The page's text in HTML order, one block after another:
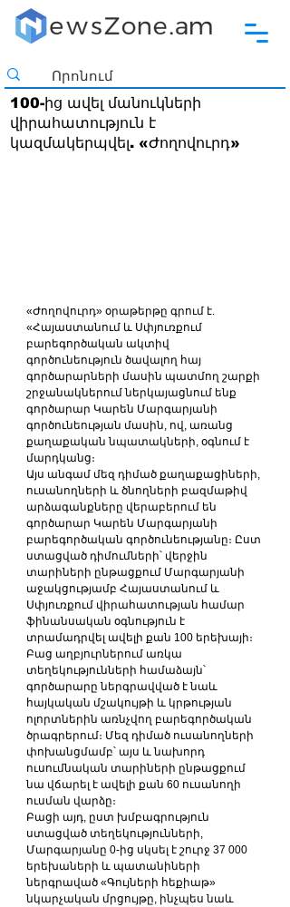
100-ից ավել մանուկների
վիրահատություն է
կազմակերպվել. «Ժողովուրդ»
«Ժողովուրդ» օրաթերթը գրում է.
«Հայաստանում և Սփյուռքում
բարեգործական ակտիվ
գործունեություն ծավալող հայ
գործարարների մասին պատմող շարքի
շրջանակներում ներկայացնում ենք
գործարար Կարեն Մարգարյանի
գործունեության մասին, ով, առանց
քաղաքական նպատակների, օգնում է
մարդկանց։
Այս անգամ մեզ դիմած քաղաքացիների,
ուսանողների և ծնողների բազմաթիվ
արձագանքները վերաբերում են
գործարար Կարեն Մարգարյանի
բարեգործական գործունեությանը։ Ըստ
ստացված դիմումների՝ վերջին
տարիների ընթացքում Մարգարյանի
աջակցությամբ Հայաստանում և
Սփյուռքում վիրահատության համար
ֆինանսական օգնություն է
տրամադրվել ավելի քան 100 երեխայի։
Բաց աղբյուրներում առկա
տեղեկությունների համաձայն՝
գործարարը ներգրավված է նաև
հայկական մշակույթի և կրթության
ոլորտներին առնչվող բարեգործական
ծրագրերում։ Մեզ դիմած ուսանողների
փոխանցմամբ՝ այս և նախորդ
ուսումնական տարիների ընթացքում
նա վճարել է ավելի քան 60 ուսանողի
ուսման վարձը։
Բացի այդ, ըստ խմբագրություն
ստացված տեղեկությունների,
Մարգարյանը 0-ից սկսել է շուրջ 37 000
երեխաների և պատանիների
ներգրաված «Գույների հեքիաթ»
նկարչական մրցույթը, ինչպես նաև